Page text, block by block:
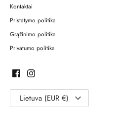
Kontaktai
Pristatymo politika
Grąžinimo politika
Privatumo politika
Lietuva (EUR €)